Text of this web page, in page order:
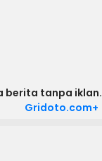
berita tanpa iklan.
Gridoto.com+